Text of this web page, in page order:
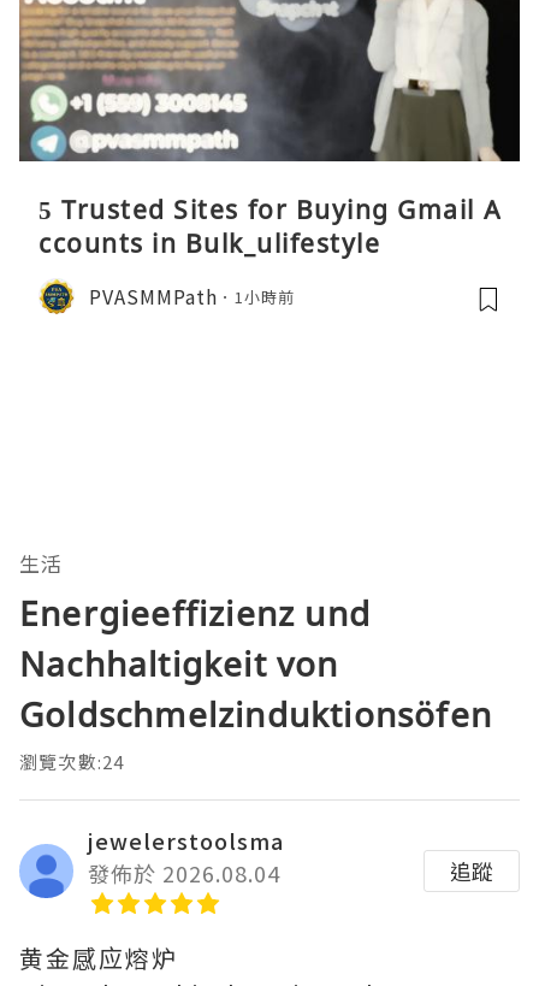
5 Trusted Sites for Buying Gmail A
ccounts in Bulk_ulifestyle
PVASMMPath 1小時前
生活
Energieeffizienz und
Nachhaltigkeit von
Goldschmelzinduktionsöfen
瀏覽次數:24
jewelerstoolsma
發佈於 2026.08.04
追蹤
黄金感应熔炉